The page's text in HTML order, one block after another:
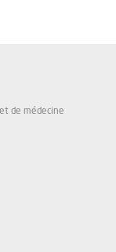
de médecine